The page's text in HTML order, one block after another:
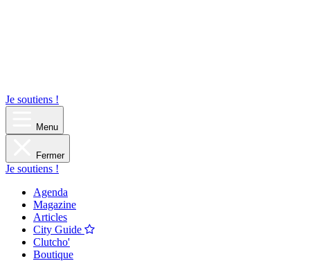
Je soutiens !
Menu
Fermer
Je soutiens !
Agenda
Magazine
Articles
City Guide
Clutcho'
Boutique